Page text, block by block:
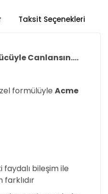
Taksit Seçenekleri
Canlansın....
formülüyle Acme
bileşim ile